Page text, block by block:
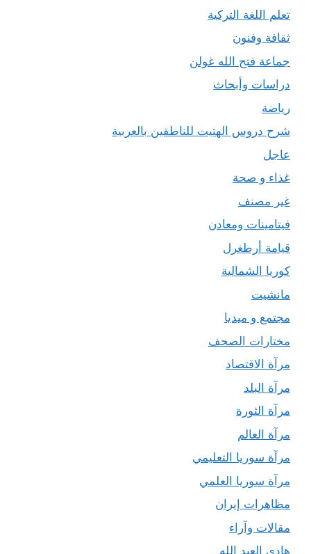
تعلم اللغة التركية
ثقافة وفنون
جماعة فتح الله غولن
دراسات وأبحاث
رياضة
شرح دروس الهتيت للناطقين بالعربية
عاجل
غذاء و صحة
غير مصنف
فيتامينات ومعادن
قيامة أرطغرل
كوريا الشمالية
مانشيت
مجتمع و ميديا
مختارات الصحف
مرآة الاقتصاد
مرآة البلد
مرآة الثورة
مرآة العالم
مرآة سوريا التعليمي
مرآة سوريا العلمي
مظاهرات إيران
مقالات وآراء
هادي العبد الله